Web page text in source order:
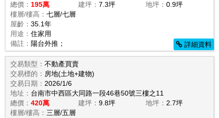
總價： 195萬 建坪： 7.3坪 地坪：0.9坪
樓層/樓高： 七層/七層
屋齡： 35.1年
用途： 住家用
備註： 陽台外推； 詳細資料
交易類型： 不動產買賣
交易標的： 房地(土地+建物)
交易日期： 2026/1/6
地址： 台南市中西區大同路一段46巷50號三樓之11
總價： 420萬 建坪： 9.8坪 地坪： 2.7坪
樓層/樓高： 三層/五層